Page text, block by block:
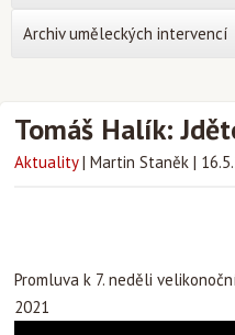
Tomáš Halík:
Aktuality | Martin Staněk |
Promluva k 7. neděli
2021
Archiv uměleckých intervencí